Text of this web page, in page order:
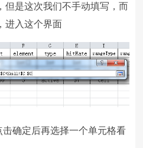
但是这次我们不手动填写，而
进入这个界面
击确定后再选择一个单元格看